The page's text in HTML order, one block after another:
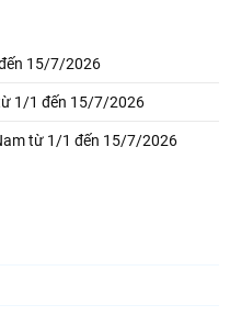
15/7/2026
1/1 đến 15/7/2026
từ 1/1 đến 15/7/2026